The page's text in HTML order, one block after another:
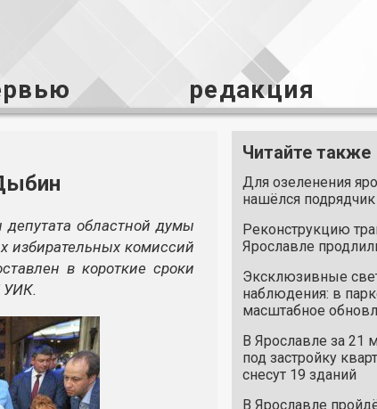
редакция
областной думы
избирательных комиссий
в короткие сроки
УИК.
Читайте также
Для озеленения
нашёлся подрядчик
Реконструкцию
Ярославле
Эксклюзивные
наблюдения: в
масштабное
В Ярославле за 21
под застройку
снесут 19 зданий
В Ярославле